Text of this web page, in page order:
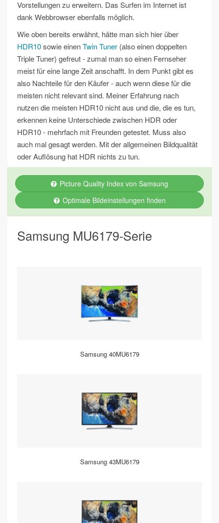
Vorstellungen zu erweitern. Das Surfen im Internet ist
dank Webbrowser ebenfalls möglich.
Wie oben bereits erwähnt, hätte man sich hier über
HDR10sowie einenTwin Tuner (also einen doppelten
Triple Tuner) gefreut - zumal man so einen Fernseher
meist für eine lange Zeit anschafft. In dem Punkt gibt es
also Nachteile für den Käufer - auch wenn diese für die
meisten nicht relevant sind. Meiner Erfahrung nach
nutzen die meisten HDR10 nicht aus und die, die es tun,
erkennen keine Unterschiede zwischen HDR oder
HDR10 - mehrfach mit Freunden getestet. Muss also
auch mal gesagt werden. Mit der allgemeinen Bildqualität
oder Auflösung hat HDR nichts zu tun.
Picture Quality Index von Samsung
Optimale Bildeinstellungen finden
Samsung MU6179-Serie
Samsung 40MU6179
Samsung 43MU6179